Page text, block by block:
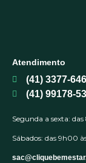
Atendimento
(41) 3377-
(41) 99178-
Segunda a sexta:
Sábados: das 9h00